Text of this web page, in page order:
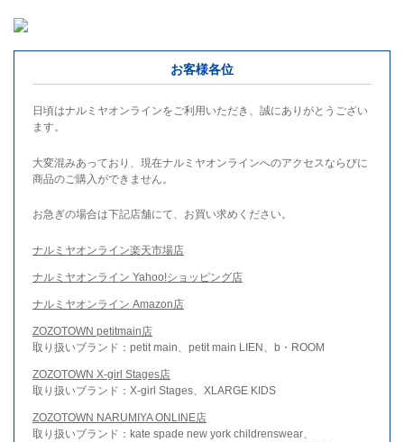
お客様各位
日頃はナルミヤオンラインをご利用いただき、誠にありがとうござい
ます。
大変混みあっており、現在ナルミヤオンラインへのアクセスならびに
商品のご購入ができません。
お急ぎの場合は下記店舗にて、お買い求めください。
ナルミヤオンライン楽天市場店
ナルミヤオンライン Yahoo!ショッピング店
ナルミヤオンライン Amazon店
ZOZOTOWN petitmain店
取り扱いブランド：petit main、petit main LIEN、b・ROOM
ZOZOTOWN X-girl Stages店
取り扱いブランド：X-girl Stages、XLARGE KIDS
ZOZOTOWN NARUMIYA ONLINE店
取り扱いブランド：kate spade new york childrenswear、